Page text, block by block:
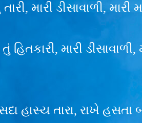
મારી ડીસાવાળી, મારી
મારી ડીસાવાળી,
હાસ્ય તારા, રાખે હસતા